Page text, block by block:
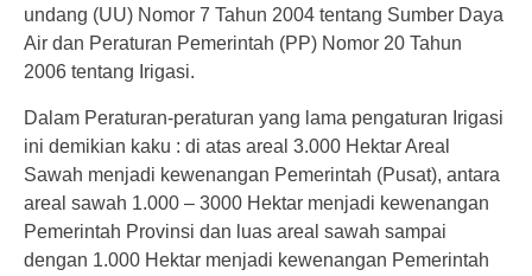
undang (UU) Nomor 7 Tahun 2004 tentang Sumber Daya
Air dan Peraturan Pemerintah (PP) Nomor 20 Tahun
2006 tentang Irigasi.
Dalam Peraturan-peraturan yang lama pengaturan Irigasi
ini demikian kaku : di atas areal 3.000 Hektar Areal
Sawah menjadi kewenangan Pemerintah (Pusat), antara
areal sawah 1.000 – 3000 Hektar menjadi kewenangan
Pemerintah Provinsi dan luas areal sawah sampai
dengan 1.000 Hektar menjadi kewenangan Pemerintah